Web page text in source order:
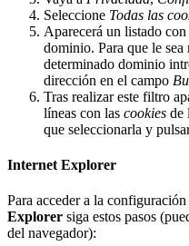
Seleccione Todas las
Aparecerá un listado con
dominio. Para que le
determinado dominio
dirección en el campo
Tras realizar este filtro
líneas con las cookies de
que seleccionarla y
Internet Explorer
Para acceder a la configuración
Explorer siga estos pasos
del navegador):